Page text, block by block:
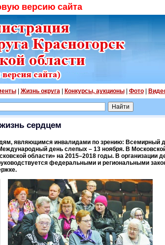
версию сайта
| Жизнь округа| Конкурсы, аукционы| Фото|
сердцем
являющимся инвалидами по зрению: Всемирный
день слепых – 13 ноября. В
области» на 2015–2018 годы. В организации
федеральными и региональными